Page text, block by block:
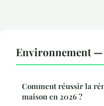
Environnement —
Comment réussir la
maison en 2026 ?